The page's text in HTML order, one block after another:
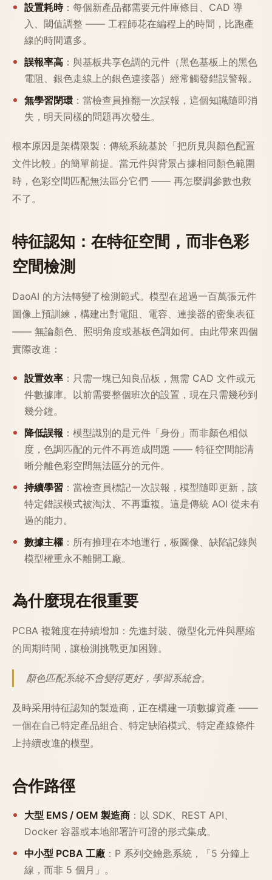
設置耗時：每個新產品都需要元件庫條目、CAD 導
入、閾值調整 —— 工程師花在編程上的時間，比跑產
線的時間還多。
誤報率高 ：與基板共享色調的元件（黑色基板上的黑色
電阻、銀色走線上的銀色連接器）經常觸發錯誤警報。
無學習閉環 ：當檢查員推翻一次誤報，這個知識隨即消
失，明天同樣的問題再次發生。
根本原因是架構限製：傳統系統基於「把所見與顏色配置
文件比較」的簡單前提。當元件與背景占據相同顏色範圍
時，色彩空間匹配無法區分它們 —— 再怎麼調參數也救
不了。
特征認知：在特征空間，而非色彩
空間檢測
DaoAI 的方法轉變了檢測範式。模型在超過一百萬張元件
圖像上預訓練，構建出對電阻、電容、連接器的密集表征
—— 無論顏色、照明角度或基板色調如何。由此帶來四個
實際改進：
設置效率 ：只需一塊已知良品板，無需 CAD 文件或元
件數據庫。以前需要整個班次的設置，現在只需幾秒到
幾分鐘。
降低誤報 ：模型識別的是元件「身份」而非顏色相似
度，色調匹配的元件不再造成問題 —— 特征空間能清
晰分離色彩空間無法區分的元件。
持續學習 ：當檢查員標記一次誤報，模型隨即更新，該
特定錯誤模式被淘汰、不再重複。這是傳統 AOI 從未有
過的能力。
數據主權 ：所有推理在本地運行，板圖像、缺陷記錄與
模型權重永不離開工廠。
為什麼現在很重要
PCBA 複雜度在持續增加：先進封裝、微型化元件與壓縮
的周期時間，讓檢測挑戰更加困難。
顏色匹配系統不會變得更好，學習系統會。
及時采用特征認知的製造商，正在構建一項數據資產 ——
一個在自己特定產品組合、特定缺陷模式、特定產線條件
上持續改進的模型。
合作路徑
大型 EMS / OEM 製造商 ：以 SDK、REST API、
Docker 容器或本地部署許可證的形式集成。
中小型 PCBA 工廠 ：P 系列交鑰匙系統，「5 分鐘上
線，而非 5 個月」。